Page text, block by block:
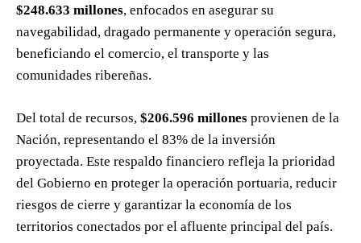
$248.633 millones, enfocados en asegurar su
navegabilidad, dragado permanente y operación segura,
beneficiando el comercio, el transporte y las
comunidades ribereñas.
Del total de recursos, $206.596 millones provienen de la
Nación, representando el 83% de la inversión
proyectada. Este respaldo financiero refleja la prioridad
del Gobierno en proteger la operación portuaria, reducir
riesgos de cierre y garantizar la economía de los
territorios conectados por el afluente principal del país.